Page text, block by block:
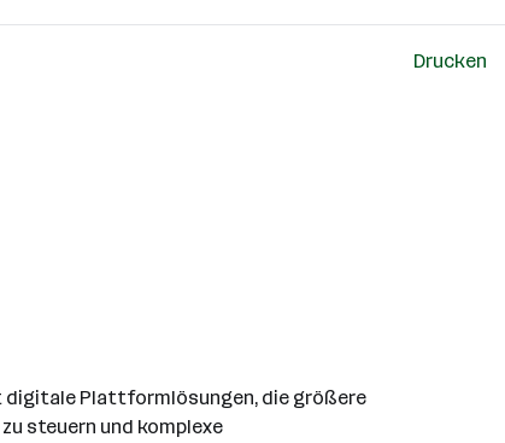
Drucken
digitale Plattformlösungen, die größere
steuern und komplexe